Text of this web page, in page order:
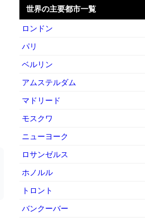
世界の主要都市一覧
ロンドン
パリ
ベルリン
アムステルダム
マドリード
モスクワ
ニューヨーク
ロサンゼルス
ホノルル
トロント
バンクーバー